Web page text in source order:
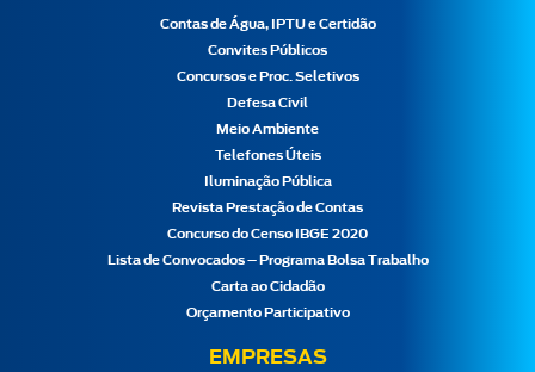
Contas de Água, IPTU e Certidão
Convites Públicos
Concursos e Proc. Seletivos
Defesa Civil
Meio Ambiente
Telefones Úteis
Iluminação Pública
Revista Prestação de Contas
Concurso do Censo IBGE 2020
Lista de Convocados – Programa Bolsa Trabalho
Carta ao Cidadão
Orçamento Participativo
EMPRESAS